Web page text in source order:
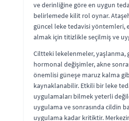
ve derinliğine göre en uygun
belirlemede kilit rol oynar.
güncel leke tedavisi yöntemleri,
almak için titizlikle seçilmiş ve
Ciltteki lekelenmeler, yaşlanma,
hormonal değişimler, akne
önemlisi güneşe maruz kalma
kaynaklanabilir. Etkili bir leke
uygulamaları bilmek yeterli
uygulama ve sonrasında cildin
uygulama kadar kritiktir.